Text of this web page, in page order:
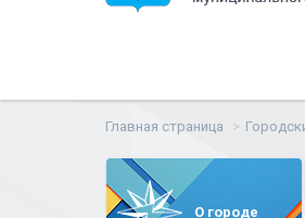
Главная страница
О городе